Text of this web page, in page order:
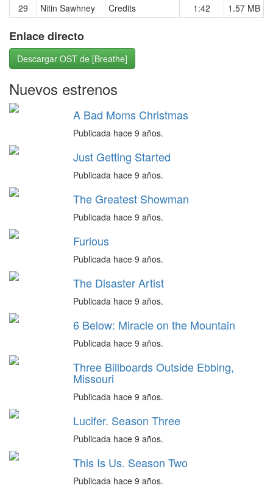
29 Nitin Sawhney Credits 1:42 1.57 MB
Enlace directo
Descargar OST de [Breathe]
Nuevos estrenos
A Bad Moms Christmas
Publicada hace 9 años.
Just Getting Started
Publicada hace 9 años.
The Greatest Showman
Publicada hace 9 años.
Furious
Publicada hace 9 años.
The Disaster Artist
Publicada hace 9 años.
6 Below: Miracle on the Mountain
Publicada hace 9 años.
Three Billboards Outside Ebbing,
Missouri
Publicada hace 9 años.
Lucifer. Season Three
Publicada hace 9 años.
This Is Us. Season Two
Publicada hace 9 años.